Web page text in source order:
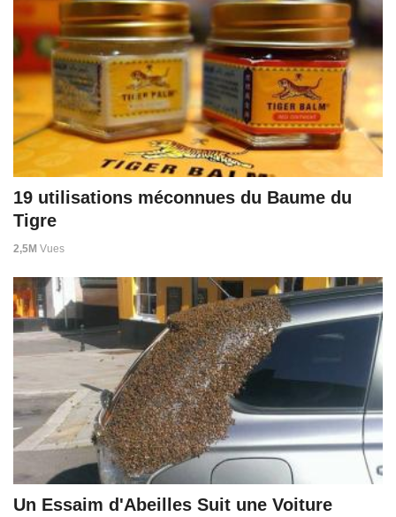
19 utilisations méconnues du Baume du
Tigre
2,5M Vues
Un Essaim d'Abeilles Suit une Voiture